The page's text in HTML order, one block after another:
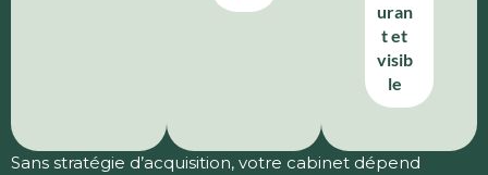
uran
t et
visib
le
Sans stratégie d’acquisition, votre cabinet dépend